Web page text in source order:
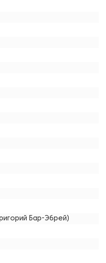
Бар-Эбрей)